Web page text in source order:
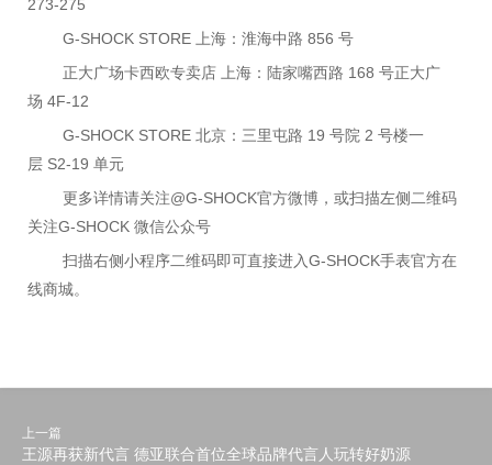
273-275
G-SHOCK STORE 上海：淮海中路 856 号
正大广场卡西欧专卖店 上海：陆家嘴西路 168 号正大广
场 4F-12
G-SHOCK STORE 北京：三里屯路 19 号院 2 号楼一
层 S2-19 单元
更多详情请关注@G-SHOCK官方微博，或扫描左侧二维码
关注G-SHOCK 微信公众号
扫描右侧小程序二维码即可直接进入G-SHOCK手表官方在
线商城。
上一篇
王源再获新代言 德亚联合首位全球品牌代言人玩转好奶源